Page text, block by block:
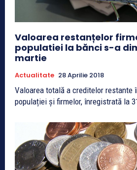
Valoarea restanțelor
populatiei la bănci s-a
martie
Actualitate 28 Aprilie 2018
Valoarea totală a creditelor restante
populației și firmelor, înregistrată la